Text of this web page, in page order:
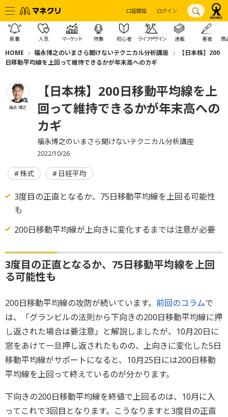
口座開設 ログイン
新着 人気 マーケット 特集 初心者 ライフデザイン 連載 著者 商
HOME 福永博之のいまさら聞けないテクニカル分析講座
【日本株】200
日移動平均線を上回って維持できるかが年末高へのカギ
福永 博之
【日本株】200日移動平均線を上
回って維持できるかが年末高への
カギ
福永博之のいまさら聞けないテクニカル分析講座
2022/10/26
株式 日経平均
3度目の正直となるか、75日移動平均線を上回る可能性
も
200日移動平均線が上向きに変化するまでは注意が必要
3度目の正直となるか、75日移動平均線を上回
る可能性も
200日移動平均線の攻防が続いています。 前回のコラムで
は、「グランビルの法則から下向きの200日移動平均線に押
し返された場合は要注意」と解説しましたが、10月20日に
窓をあけて一旦押し返されたものの、上向きに変化した5日
移動平均線がサポートになると、10月25日には200日移動
平均線を上回って終えているのが分かります。
下向きの200日移動平均線を終値で上回るのは、10月に入
ってこれで3回目となります。こうなりますと3度目の正直